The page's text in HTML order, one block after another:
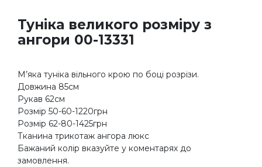
Туніка великого розміру з
ангори 00-13331
М’яка туніка вільного крою по боці розрізи.
Довжина 85см
Рукав 62см
Розмір 50-60-1220грн
Розмір 62-80-1425грн
Тканина трикотаж ангора люкс
Бажаний колір вказуйте у коментарях до
замовлення.